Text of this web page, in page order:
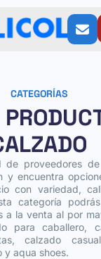
CATEGORÍAS
de proveedores
y encuentra
con variedad,
categoría
a la venta al por
para caballero,
calzado
y aqua shoes.